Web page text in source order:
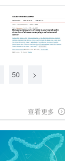
50 >
查看更多